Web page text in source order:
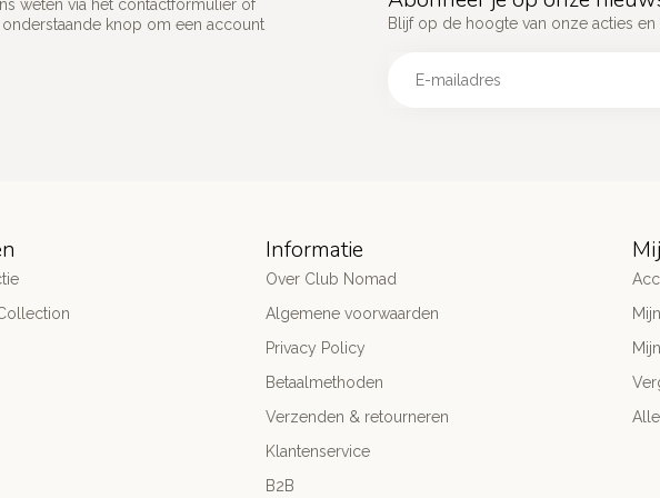
weten via het contactformulier of
knop om een account
Blijf op de hoogte van onze acties
Informatie
Over Club Nomad
Algemene voorwaarden
Privacy Policy
Betaalmethoden
Verzenden & retourneren
Klantenservice
B2B